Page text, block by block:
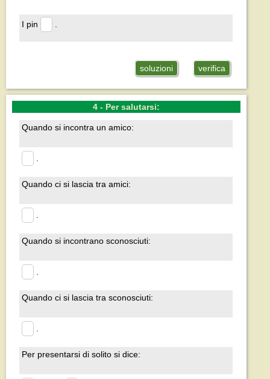
I pin
soluzioni verifica
4 - Per salutarsi:
Quando si incontra un amico:
Quando ci si lascia tra amici:
Quando si incontrano sconosciuti:
Quando ci si lascia tra sconosciuti:
Per presentarsi di solito si dice: